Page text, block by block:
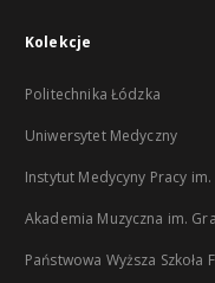
Kolekcje
Politechnika Łódzka
Uniwersytet Medyczny
Instytut Medycyny Pracy
Akademia Muzyczna im.
Państwowa Wyższa